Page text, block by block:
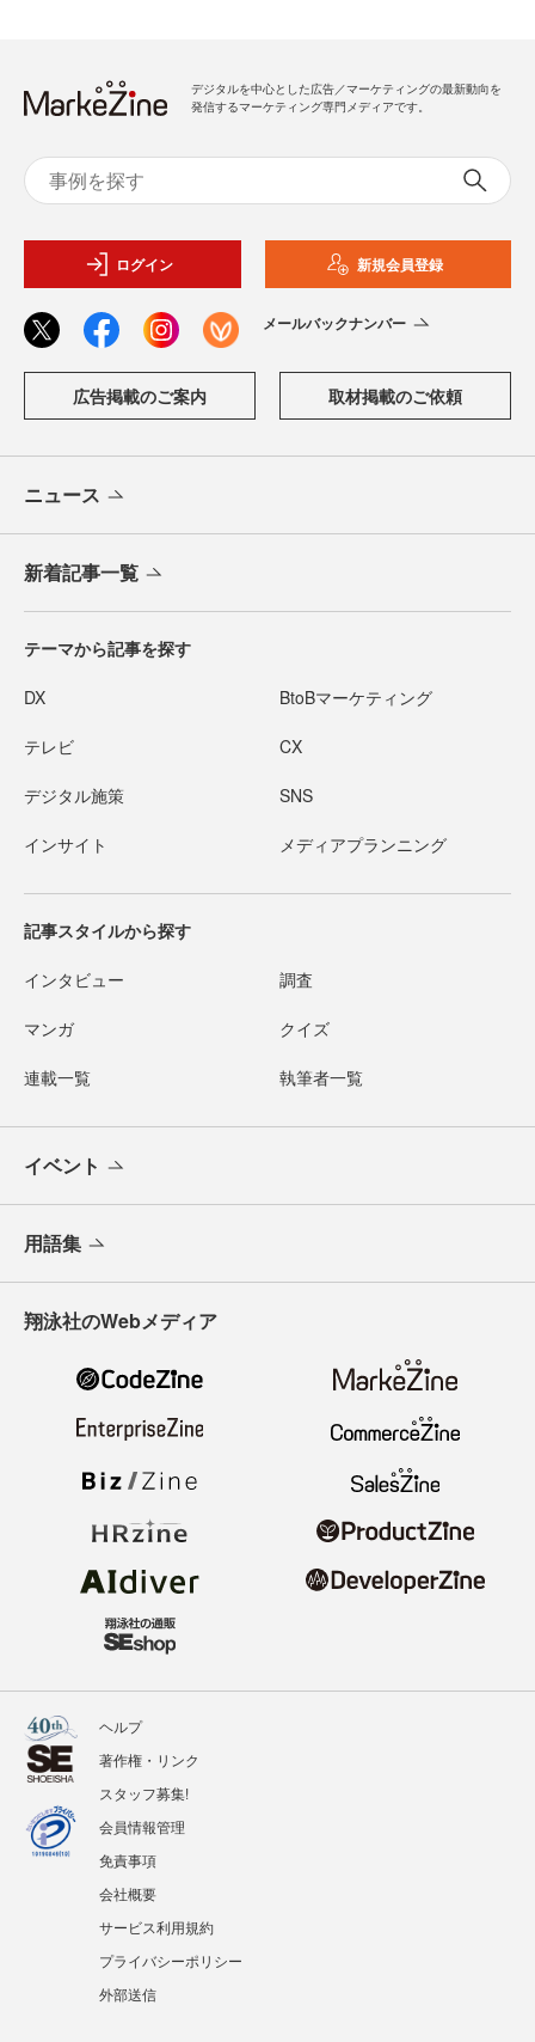
デジタルを中心とした広告／マーケティングの最新動向を
発信するマーケティング専門メディアです。
ログイン 新規会員登録
メールバックナンバー
広告掲載のご案内 取材掲載のご依頼
ニュース
新着記事一覧
テーマから記事を探す
DX BtoBマーケティング
テレビ CX
デジタル施策 SNS
インサイト メディアプランニング
記事スタイルから探す
インタビュー 調査
マンガ クイズ
連載一覧 執筆者一覧
イベント
用語集
翔泳社のWebメディア
ヘルプ
著作権・リンク
スタッフ募集!
会員情報管理
免責事項
会社概要
サービス利用規約
プライバシーポリシー
外部送信